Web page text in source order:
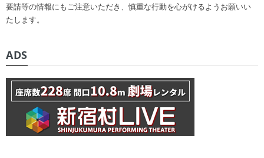
要請等の情報にもご注意いただき、慎重な行動を心がけるようお願いい
たします。
ADS